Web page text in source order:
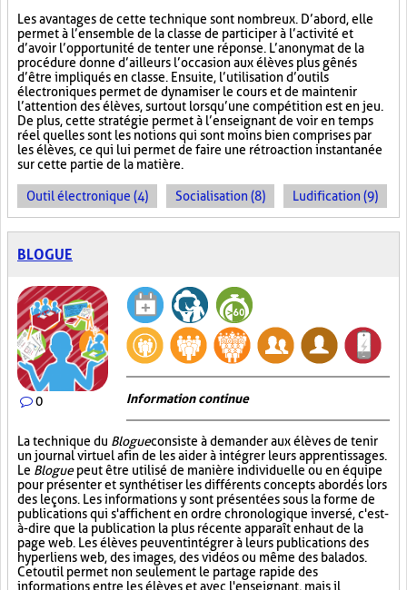
Les avantages de cette technique sont nombreux. D’abord, elle
permet à l’ensemble de la classe de participer à l’activité et
d’avoir l’opportunité de tenter une réponse. L’anonymat de la
procédure donne d’ailleurs l’occasion aux élèves plus gênés
d’être impliqués en classe. Ensuite, l’utilisation d’outils
électroniques permet de dynamiser le cours et de maintenir
l’attention des élèves, surtout lorsqu’une compétition est en jeu.
De plus, cette stratégie permet à l’enseignant de voir en temps
réel quelles sont les notions qui sont moins bien comprises par
les élèves, ce qui lui permet de faire une rétroaction instantanée
sur cette partie de la matière.
Outil électronique (4) Socialisation (8) Ludification (9)
BLOGUE
0 Information continue
La technique du Blogueconsiste à demander aux élèves de tenir
un journal virtuel afin de les aider à intégrer leurs apprentissages.
Le Bloguepeut être utilisé de manière individuelle ou en équipe
pour présenter et synthétiser les différents concepts abordés lors
des leçons. Les informations y sont présentées sous la forme de
publications qui s'affichent en ordre chronologique inversé, c'est-
à-dire que la publication la plus récente apparaît en haut de la
page web. Les élèves peuvent intégrer à leurs publications des
hyperliens web, des images, des vidéos ou même des balados.
Cet outil permet non seulement le partage rapide des
informations entre les élèves et avec l'enseignant, mais il